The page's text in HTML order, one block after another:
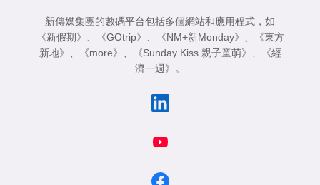
新傳媒集團的數碼平台包括多個網站和應用程式，如
《新假期》
《GOtrip》 《NM+新Monday》
《東方
新地》
《more》 《Sunday Kiss 親子童萌》
《經
濟一週》
。